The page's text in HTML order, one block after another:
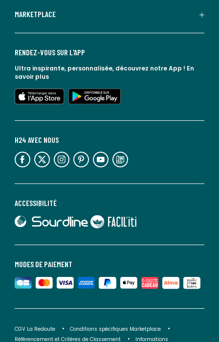
MARKETPLACE
MODES DE PAIEMENT
ACCESSIBILITÉ
lien vers Sourdline
lien vers Faciliti
H24 AVEC NOUS
lien vers l'espace réseaux sociaux lien vers l'espace réseaux sociaux lien vers l'espace réseaux sociaux lien vers l'espace réseaux sociaux lien vers l'espace réseaux sociaux lien vers le blog la redoute
RENDEZ-VOUS SUR L'APP
Ultra inspirante, personnalisée, découvrez notre App ! En
savoir plus
lien vers l'app store
lien vers google play
CGV La Redoute
Conditions spécifiques Marketplace
Référencement et Critères de Classement
Informations